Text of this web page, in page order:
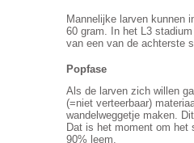
Mannelijke larven kunnen
60 gram. In het L3
van een van de achterste
Popfase
Als de larven zich willen
(=niet verteerbaar)
wandelweggetje maken.
Dat is het moment om het
90% leem.